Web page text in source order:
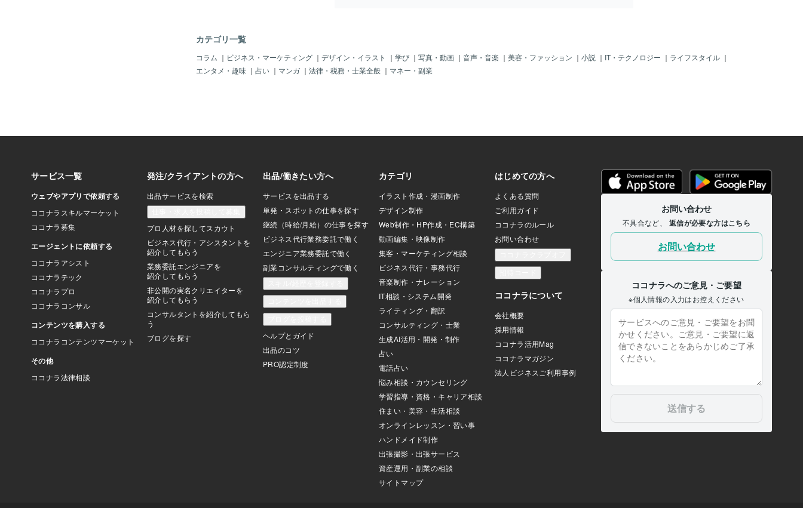
験を教えてください。・新しいスキルを
習得するために、どのような努力をしま
したか？・周囲と協力して、困難な状況
を乗り越えた経験を教えてください。・
過去に、目標を達成するために、どのよ
しょう。・自己分析: 過去の経験を振り返
り、具体的なエピソードを書き出しまし
ょう。特に、目標達成、問題解決、チー
ムワーク、リーダーシップなどを発揮し
た経験に焦点を当てます。・企業研
カテゴリ一覧
コラム ｜ ビジネス・マーケティング ｜ デザイン・イラスト ｜ 学び ｜ 写真・動画 ｜ 音声・音楽 ｜ 美容・ファッション ｜ 小説 ｜ IT・テクノロジー ｜ ライフスタイル ｜
エンタメ・趣味 ｜ 占い ｜ マンガ ｜ 法律・税務・士業全般 ｜ マネー・副業